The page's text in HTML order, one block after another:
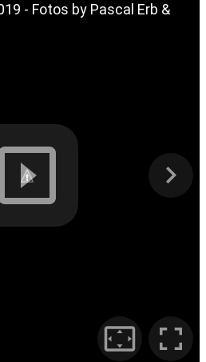
- Fotos by Pascal Erb &